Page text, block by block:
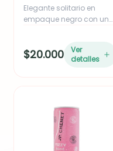
Elegante solitario en
empaque negro con una
de eucalipto y yizo. Ideal
como adición o para
$20.000
Ver
detalles